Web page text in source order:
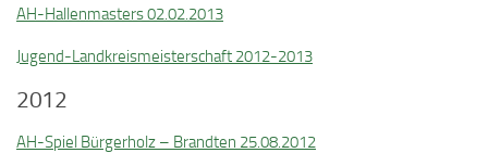
AH-Hallenmasters 02.02.2013
Jugend-Landkreismeisterschaft 2012-2013
2012
AH-Spiel Bürgerholz – Brandten 25.08.2012